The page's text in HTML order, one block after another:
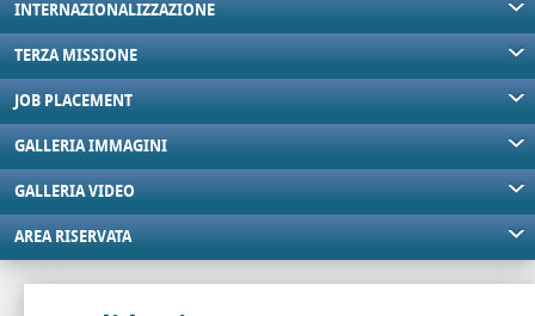
INTERNAZIONALIZZAZIONE
TERZA MISSIONE
JOB PLACEMENT
GALLERIA IMMAGINI
GALLERIA VIDEO
AREA RISERVATA